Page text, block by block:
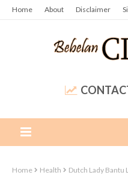
Home About Disclaimer
Home Health
Dutch Lady Bantu